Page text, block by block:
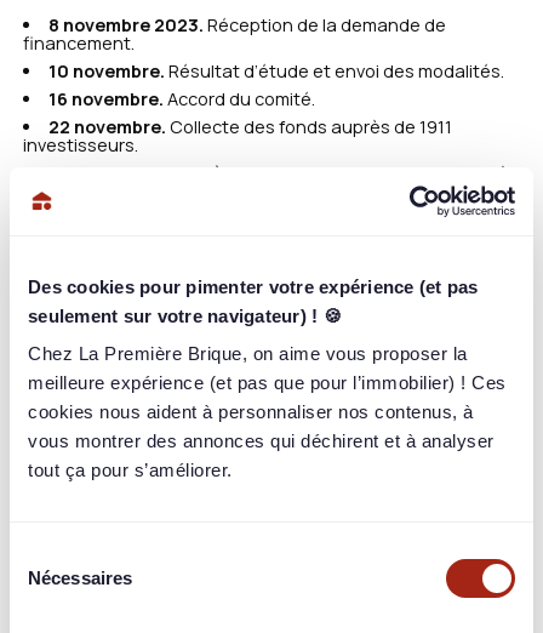
Des cookies pour pimenter votre expérience (et pas
seulement sur votre navigateur) ! 🍪
Chez La Première Brique, on aime vous proposer la
meilleure expérience (et pas que pour l’immobilier) ! Ces
cookies nous aident à personnaliser nos contenus, à
vous montrer des annonces qui déchirent et à analyser
tout ça pour s’améliorer.
Nécessaires
8 novembre 2023. Réception de la demande de
financement.
10 novembre. Résultat d’étude et envoi des modalités.
16 novembre. Accord du comité.
22 novembre. Collecte des fonds auprès de 1911
investisseurs.
Mise à disposition des fonds 4 jours après
le délai minimum légal de rétractation.
Remboursement du prêt (capital et